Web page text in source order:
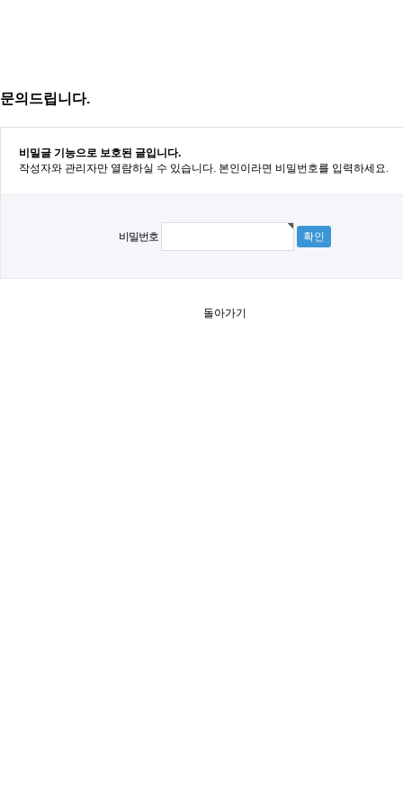
문의드립니다.
비밀글 기능으로 보호된 글입니다.
작성자와 관리자만 열람하실 수 있습니다. 본인이라면 비밀번호를 입력하세요.
비밀번호
돌아가기